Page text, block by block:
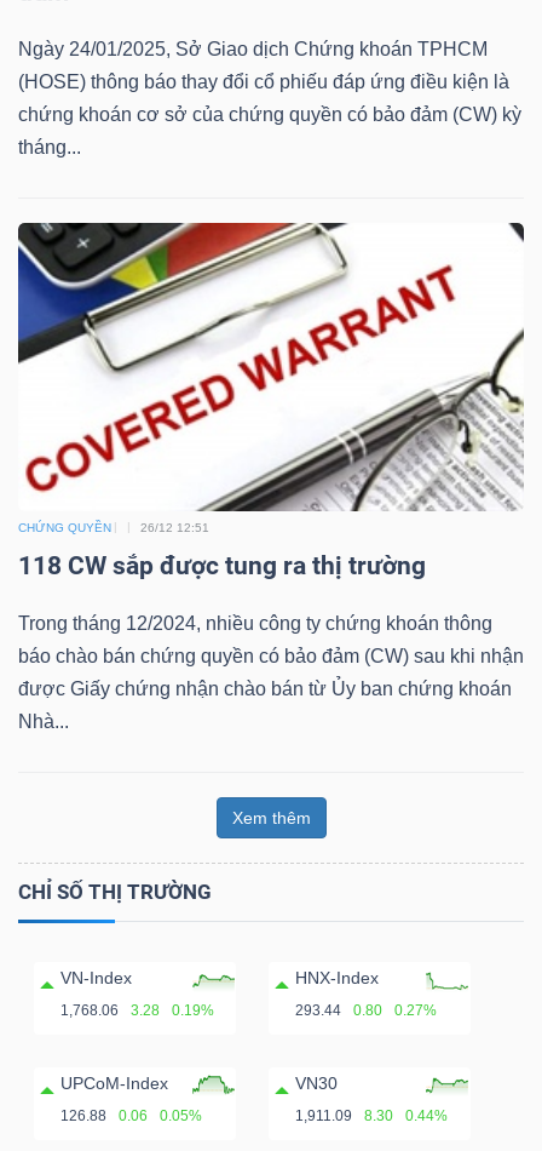
Ngày 24/01/2025, Sở Giao dịch Chứng khoán TPHCM
(HOSE) thông báo thay đổi cổ phiếu đáp ứng điều kiện là
chứng khoán cơ sở của chứng quyền có bảo đảm (CW) kỳ
tháng...
CHỨNG QUYỀN 26/12 12:51
118 CW sắp được tung ra thị trường
Trong tháng 12/2024, nhiều công ty chứng khoán thông
báo chào bán chứng quyền có bảo đảm (CW) sau khi nhận
được Giấy chứng nhận chào bán từ Ủy ban chứng khoán
Nhà...
Xem thêm
CHỈ SỐ THỊ TRƯỜNG
VN-Index
1,768.06 3.28 0.19%
HNX-Index
293.44 0.80 0.27%
UPCoM-Index
126.88 0.06 0.05%
VN30
1,911.09 8.30 0.44%
ngữ
(-)
Đào
Sách
tài
Truyền
chính